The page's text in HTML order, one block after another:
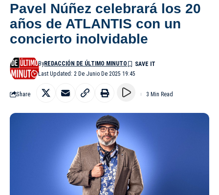
Pavel Núñez celebrará los 20
años de ATLANTIS con un
concierto inolvidable
Last Updated: 2 De Junio De 2025 19:45
ByREDACCIÓN DE ÚLTIMO MINUTO
Share 3 Min Read